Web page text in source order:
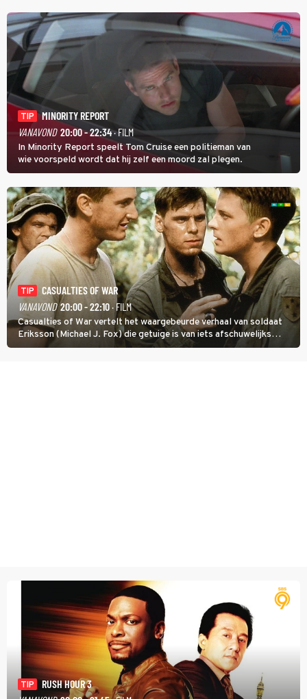
KVC Westerlo uit België.
TIP
MINORITY REPORT
VANAVOND 20:00 - 22:34· FILM
In Minority Report speelt Tom Cruise een politieman van
wie voorspeld wordt dat hij zelf een moord zal plegen.
TIP
CASUALTIES OF WAR
VANAVOND 20:00 - 22:10· FILM
Casualties of War vertelt het waargebeurde verhaal van soldaat
Eriksson (Michael J. Fox) die getuige is van iets afschuwelijks
tijdens de Vietnamoorlog. Hij besluit uit de school te klappen.
TIP
RUSH HOUR 3